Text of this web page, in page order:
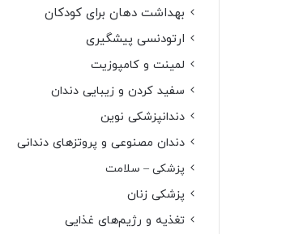
بهداشت دهان برای کودکان
ارتودنسی پیشگیری
لمینت و کامپوزیت
سفید کردن و زیبایی دندان
دندانپزشکی نوین
دندان مصنوعی و پروتزهای دندانی
پزشکی – سلامت
پزشکی زنان
تغذیه و رژیم‌های غذایی